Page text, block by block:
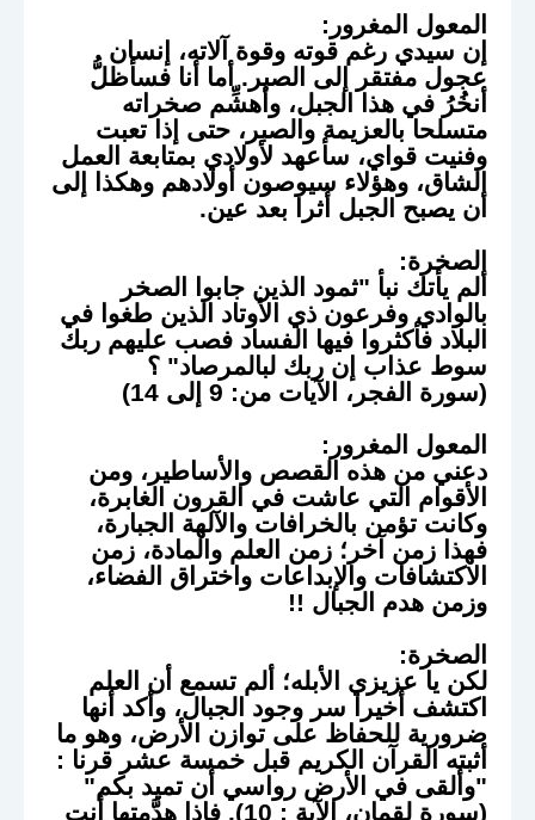
المعول المغرور:
إن سيدي رغم قوته وقوة آلاته، إنسان
عجول مفتقر إلى الصبر. أما أنا فسأظلُّ
أنخُرُ في هذا الجبل، وأهشِّم صخراته
متسلحا بالعزيمة والصبر، حتى إذا تعبت
وفنيت قواي، سأعهد لأولادي بمتابعة العمل
الشاق، وهؤلاء سيوصون أولادهم وهكذا إلى
أن يصبح الجبل أثرا بعد عين.
الصخرة:
ألم يأتك نبأ "ثمود الذين جابوا الصخر
بالوادي وفرعون ذي الأوتاد الذين طغوا في
البلاد فأكثروا فيها الفساد فصب عليهم ربك
سوط عذاب إن ربك لبالمرصاد" ؟
(سورة الفجر، الآيات من: 9 إلى 14)
المعول المغرور :
دعني من هذه القصص والأساطير، ومن
الأقوام التي عاشت في القرون الغابرة،
وكانت تؤمن بالخرافات والآلهة الجبارة،
فهذا زمن آخر؛ زمن العلم والمادة، زمن
الاكتشافات والإبداعات واختراق الفضاء،
وزمن هدم الجبال !!
الصخرة:
لكن يا عزيزي الأبله؛ ألم تسمع أن العلم
اكتشف أخيرا سر وجود الجبال، وأكد أنها
ضرورية للحفاظ على توازن الأرض، وهو ما
أثبته القرآن الكريم قبل خمسة عشر قرنا :
"وألقى في الأرض رواسي أن تميد بكم"
(سورة لقمان، الآية : 10). فإذا هدَّمتها أنت